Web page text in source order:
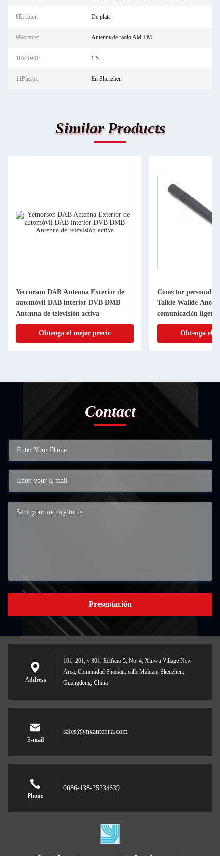
8El color: De plata
9Nombre: Antenna de radio AM FM
10VSWR: 1.5
11Puerto: En Shenzhen
Similar Products
Yetnorson DAB Antenna Exterior de
automóvil DAB interior DVB DMB
Antenna de televisión activa
Obtenga el mejor precio
Conector
Talkie Walkie
comunicación ligera
Obtenga el
Contact
Presentación
Address
101, 201, y 301, Edificio 5, No. 4, Xinwu Village New
Area, Comunidad Shaqian, calle Maluan, Shenzhen,
Guangdong, China
E-mail
sales@ynxantenna.com
Phone
0086-138-25234639